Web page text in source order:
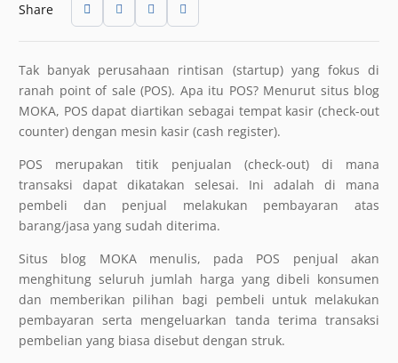
Share
Tak banyak perusahaan rintisan (startup) yang fokus di
ranah point of sale (POS). Apa itu POS? Menurut situs blog
MOKA, POS dapat diartikan sebagai tempat kasir (check-out
counter) dengan mesin kasir (cash register).
POS merupakan titik penjualan (check-out) di mana
transaksi dapat dikatakan selesai. Ini adalah di mana
pembeli dan penjual melakukan pembayaran atas
barang/jasa yang sudah diterima.
Situs blog MOKA menulis, pada POS penjual akan
menghitung seluruh jumlah harga yang dibeli konsumen
dan memberikan pilihan bagi pembeli untuk melakukan
pembayaran serta mengeluarkan tanda terima transaksi
pembelian yang biasa disebut dengan struk.